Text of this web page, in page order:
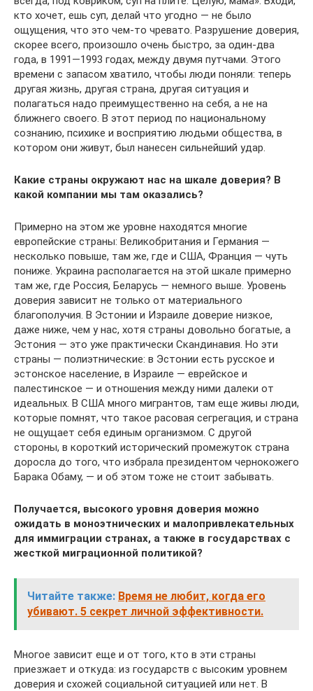
кто хочет, ешь суп, делай что угодно — не было
ощущения, что это чем-то чревато. Разрушение доверия,
скорее всего, произошло очень быстро, за один-два
года, в 1991—1993 годах, между двумя путчами. Этого
времени с запасом хватило, чтобы люди поняли: теперь
другая жизнь, другая страна, другая ситуация и
полагаться надо преимущественно на себя, а не на
ближнего своего. В этот период по национальному
сознанию, психике и восприятию людьми общества, в
котором они живут, был нанесен сильнейший удар.
Какие страны окружают нас на шкале доверия? В
какой компании мы там оказались?
Примерно на этом же уровне находятся многие
европейские страны: Великобритания и Германия —
несколько повыше, там же, где и США, Франция — чуть
пониже. Украина располагается на этой шкале примерно
там же, где Россия, Беларусь — немного выше. Уровень
доверия зависит не только от материального
благополучия. В Эстонии и Израиле доверие низкое,
даже ниже, чем у нас, хотя страны довольно богатые, а
Эстония — это уже практически Скандинавия. Но эти
страны — полиэтнические: в Эстонии есть русское и
эстонское население, в Израиле — еврейское и
палестинское — и отношения между ними далеки от
идеальных. В США много мигрантов, там еще живы люди,
которые помнят, что такое расовая сегрегация, и страна
не ощущает себя единым организмом. С другой
стороны, в короткий исторический промежуток страна
доросла до того, что избрала президентом чернокожего
Барака Обаму, — и об этом тоже не стоит забывать.
Получается, высокого уровня доверия можно
ожидать в моноэтнических и малопривлекательных
для иммиграции странах, а также в государст­вах с
жесткой миграционной политикой?
Читайте также: Время не любит, когда его
убивают. 5 секрет личной эффективности.
Многое зависит еще и от того, кто в эти страны
приезжает и откуда: из государств с высоким уровнем
доверия и схожей социальной ситуацией или нет. В